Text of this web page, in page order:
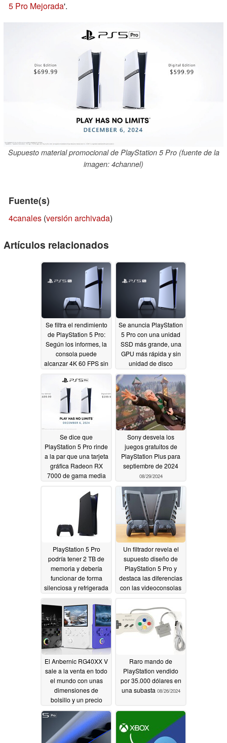
5 Pro Mejorada'.
Supuesto material promocional de PlayStation 5 Pro (fuente de la
imagen: 4channel)
Fuente(s)
4canales (versión archivada)
Artículos relacionados
Se filtra el rendimiento
de PlayStation 5 Pro:
Según los informes, la
consola puede
alcanzar 4K 60 FPS sin
Se anuncia PlayStation
5 Pro con una unidad
SSD más grande, una
GPU más rápida y sin
unidad de disco
09/11/2024
Se dice que
PlayStation 5 Pro rinde
a la par que una tarjeta
gráfica Radeon RX
7000 de gama media
Sony desvela los
juegos gratuitos de
PlayStation Plus para
septiembre de 2024
08/29/2024
PlayStation 5 Pro
podría tener 2 TB de
memoria y debería
funcionar de forma
silenciosa y refrigerada
Un filtrador revela el
supuesto diseño de
PlayStation 5 Pro y
destaca las diferencias
con las videoconsolas
08/29/2024
El Anbernic RG40XX V
sale a la venta en todo
el mundo con unas
dimensiones de
bolsillo y un precio
asequible destinado a
emular hasta juegos
de Dreamcast,
PlayStation y N64
Raro mando de
PlayStation vendido
por 35.000 dólares en
una subasta 08/26/2024